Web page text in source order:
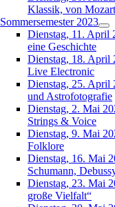
Klassik, von
Sommersemester 2023
Dienstag, 11. April
eine Geschichte
Dienstag, 18. April
Live Electronic
Dienstag, 25. April
und Astrofotografie
Dienstag, 2. Mai
Strings & Voice
Dienstag, 9. Mai
Folklore
Dienstag, 16. Mai
Schumann,
Dienstag, 23. Mai
große Vielfalt“